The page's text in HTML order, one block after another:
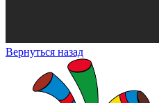
Вернуться назад